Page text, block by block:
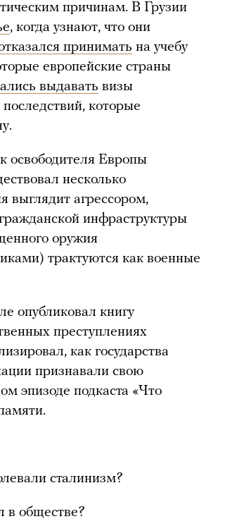
причинам. В Грузии
, когда узнают, что они
принимать на учебу
европейские страны
выдавать визы
которые
освободителя Европы
несколько
выглядит агрессором,
инфраструктуры
оружия
трактуются как военные
опубликовал книгу
преступлениях
как государства
признавали свою
эпизоде подкаста «Что
сталинизм?
в обществе?